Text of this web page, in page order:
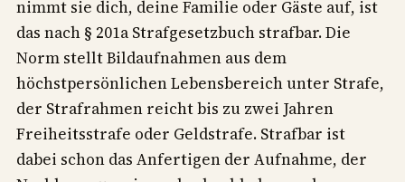
nimmt sie dich, deine Familie oder Gäste auf, ist
das nach § 201a Strafgesetzbuch strafbar. Die
Norm stellt Bildaufnahmen aus dem
höchstpersönlichen Lebensbereich unter Strafe,
der Strafrahmen reicht bis zu zwei Jahren
Freiheitsstrafe oder Geldstrafe. Strafbar ist
dabei schon das Anfertigen der Aufnahme, der